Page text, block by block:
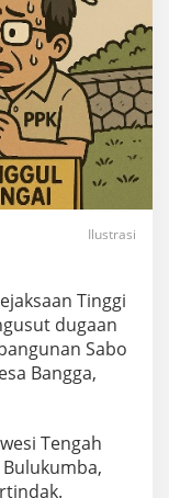
Ilustrasi
Tinggi
dugaan
Sabo
Bangga,
Tengah